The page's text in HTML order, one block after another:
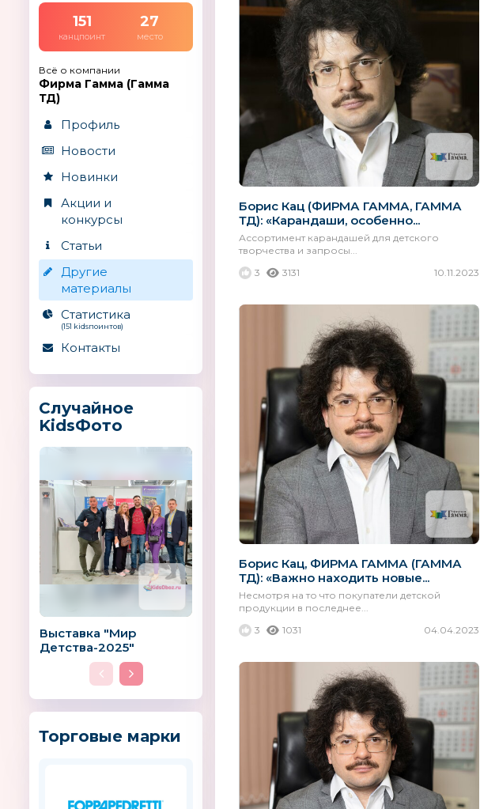
151
канцпоинт
27
место
Всё о компании
Фирма Гамма (Гамма
ТД)
Профиль
Новости
Новинки
Акции и
конкурсы
Статьи
Другие
материалы
Статистика
(151 kidsпоинтов)
Контакты
Случайное
KidsФото
Выставка "Мир
Детства-2025"
Торговые марки
Борис Кац (ФИРМА ГАММА, ГАММА
ТД): «Карандаши, особенно...
Ассортимент карандашей для детского
творчества и запросы...
3
3131 10.11.2023
Борис Кац, ФИРМА ГАММА (ГАММА
ТД): «Важно находить новые...
Несмотря на то что покупатели детской
продукции в последнее...
3
1031 04.04.2023